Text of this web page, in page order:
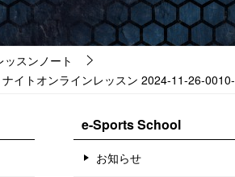
スンノート
イトオンラインレッスン 2024-11-26-
e-Sports School
お知らせ